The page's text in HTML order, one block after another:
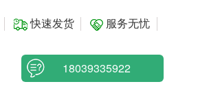
快速发货 服务无忧
18039335922